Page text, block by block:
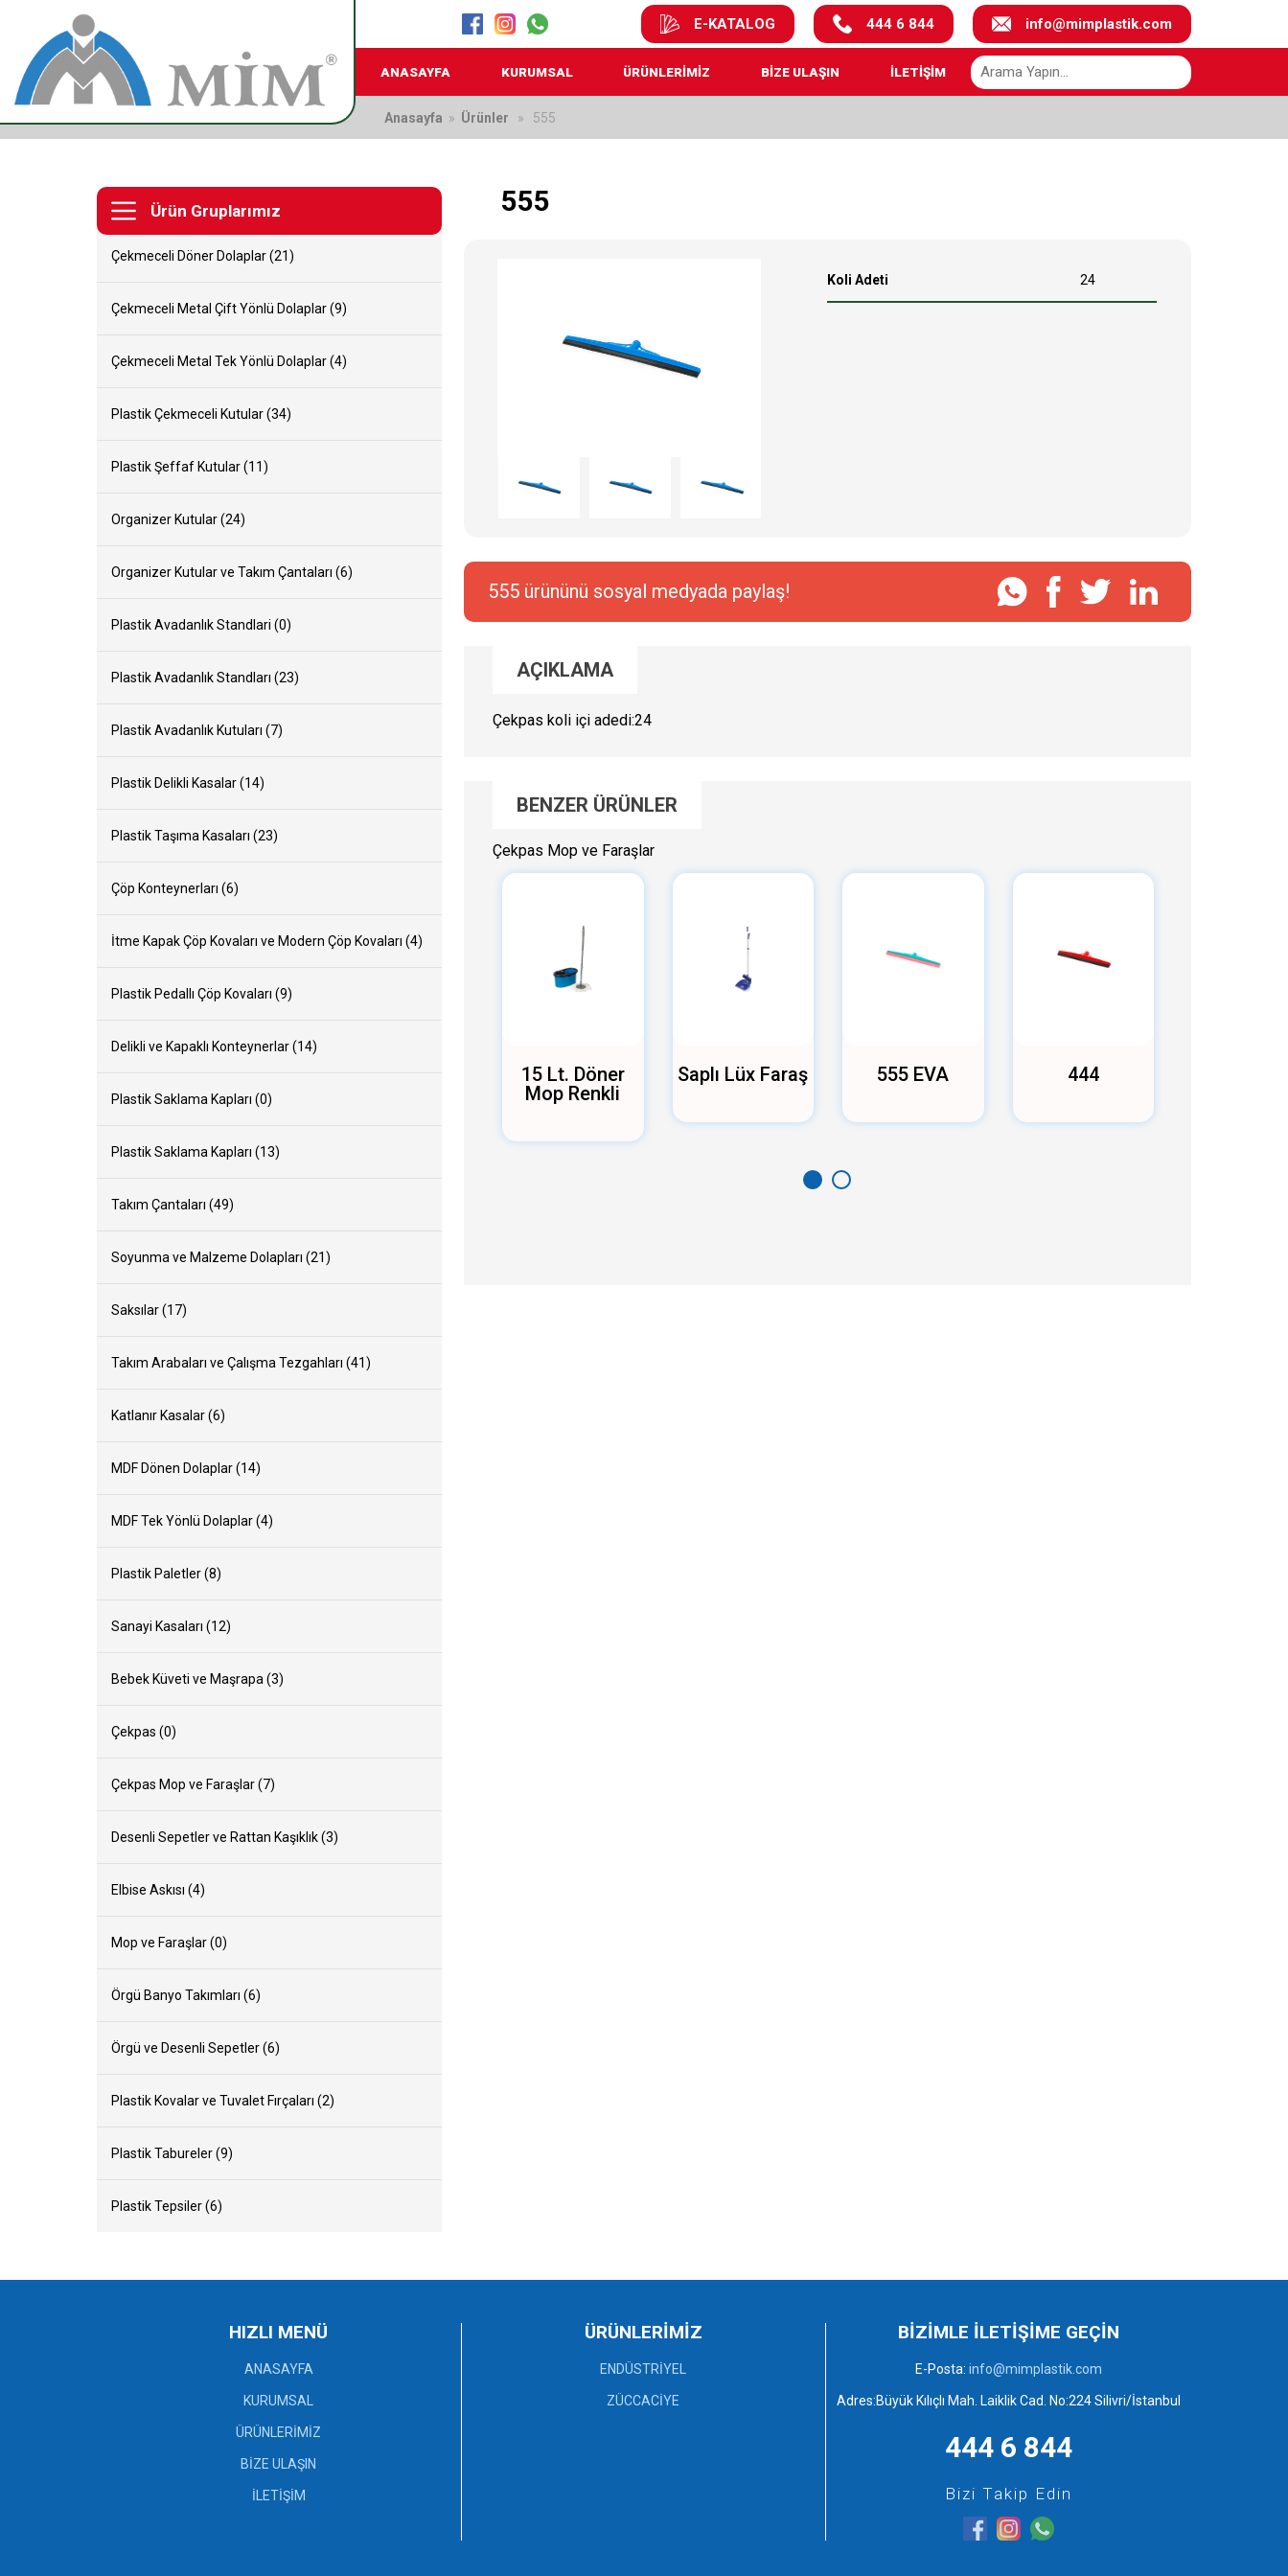
E-KATALOG 444 6 844 info@mimplastik.com
ANASAYFA KURUMSAL ÜRÜNLERİMİZ BİZE ULAŞIN İLETİŞİM
Anasayfa » Ürünler » 555
Ürün Gruplarımız
Çekmeceli Döner Dolaplar (21)
Çekmeceli Metal Çift Yönlü Dolaplar (9)
Çekmeceli Metal Tek Yönlü Dolaplar (4)
Plastik Çekmeceli Kutular (34)
Plastik Şeffaf Kutular (11)
Organizer Kutular (24)
Organizer Kutular ve Takım Çantaları (6)
Plastik Avadanlık Standlari (0)
Plastik Avadanlık Standları (23)
Plastik Avadanlık Kutuları (7)
Plastik Delikli Kasalar (14)
Plastik Taşıma Kasaları (23)
Çöp Konteynerları (6)
İtme Kapak Çöp Kovaları ve Modern Çöp Kovaları (4)
Plastik Pedallı Çöp Kovaları (9)
Delikli ve Kapaklı Konteynerlar (14)
Plastik Saklama Kapları (0)
Plastik Saklama Kapları (13)
Takım Çantaları (49)
Soyunma ve Malzeme Dolapları (21)
Saksılar (17)
Takım Arabaları ve Çalışma Tezgahları (41)
Katlanır Kasalar (6)
MDF Dönen Dolaplar (14)
MDF Tek Yönlü Dolaplar (4)
Plastik Paletler (8)
Sanayi Kasaları (12)
Bebek Küveti ve Maşrapa (3)
Çekpas (0)
Çekpas Mop ve Faraşlar (7)
Desenli Sepetler ve Rattan Kaşıklık (3)
Elbise Askısı (4)
Mop ve Faraşlar (0)
Örgü Banyo Takımları (6)
Örgü ve Desenli Sepetler (6)
Plastik Kovalar ve Tuvalet Fırçaları (2)
Plastik Tabureler (9)
Plastik Tepsiler (6)
555
Koli Adeti 24
555 ürününü sosyal medyada paylaş!
AÇIKLAMA
Çekpas koli içi adedi:24
BENZER ÜRÜNLER
Çekpas Mop ve Faraşlar
15 Lt. Döner
Mop Renkli
Saplı Lüx Faraş 555 EVA 444
HIZLI MENÜ
ANASAYFA
KURUMSAL
ÜRÜNLERİMİZ
BİZE ULAŞIN
İLETİŞİM
ÜRÜNLERİMİZ
ENDÜSTRİYEL
ZÜCCACİYE
BİZİMLE İLETİŞİME GEÇİN
E-Posta:info@mimplastik.com
Adres:Büyük Kılıçlı Mah. Laiklik Cad. No:224 Silivri/İstanbul
444 6 844
Bizi Takip Edin